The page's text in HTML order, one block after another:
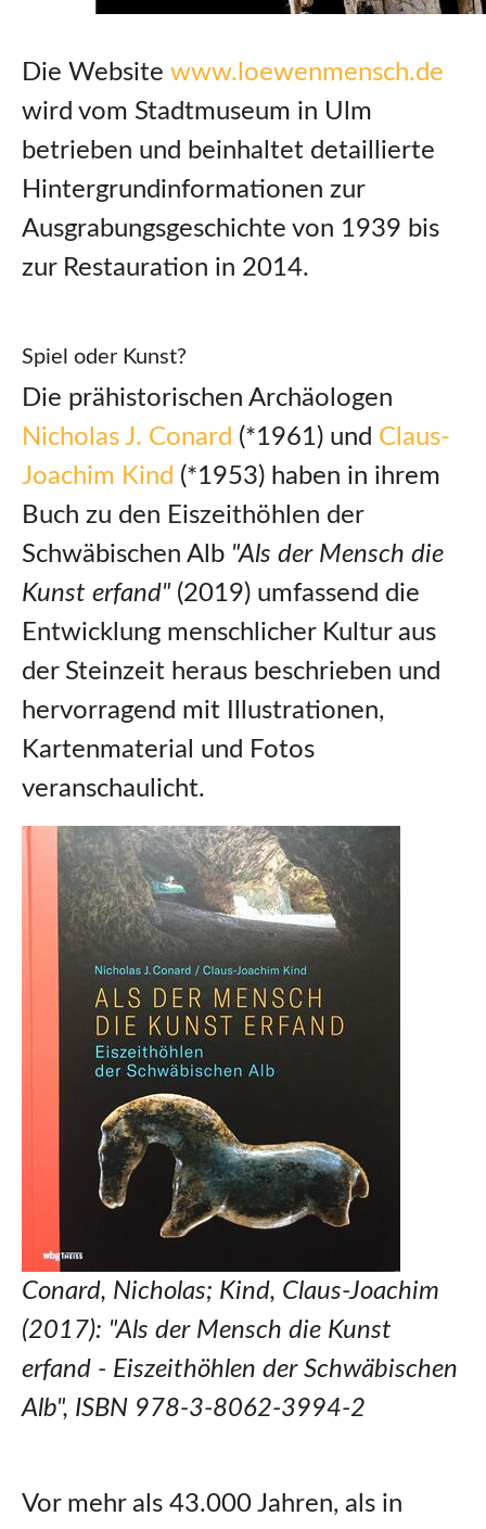
Die Website www.loewenmensch.de
wird vom Stadtmuseum in Ulm
betrieben und beinhaltet detaillierte
Hintergrundinformationen zur
Ausgrabungsgeschichte von 1939 bis
zur Restauration in 2014.
Spiel oder Kunst?
Die prähistorischen Archäologen
Nicholas J. Conard (*1961) und Claus-
Joachim Kind (*1953) haben in ihrem
Buch zu den Eiszeithöhlen der
Schwäbischen Alb "Als der Mensch die
Kunst erfand" (2019) umfassend die
Entwicklung menschlicher Kultur aus
der Steinzeit heraus beschrieben und
hervorragend mit Illustrationen,
Kartenmaterial und Fotos
veranschaulicht.
Conard, Nicholas; Kind, Claus-Joachim
(2017): "Als der Mensch die Kunst
erfand - Eiszeithöhlen der Schwäbischen
Alb", ISBN 978-3-8062-3994-2
Vor mehr als 43.000 Jahren, als in